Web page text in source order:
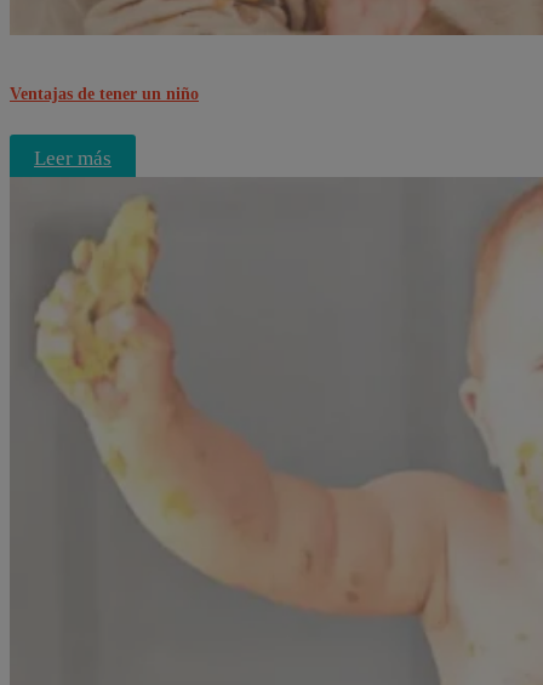
Ventajas de tener un niño
Leer más